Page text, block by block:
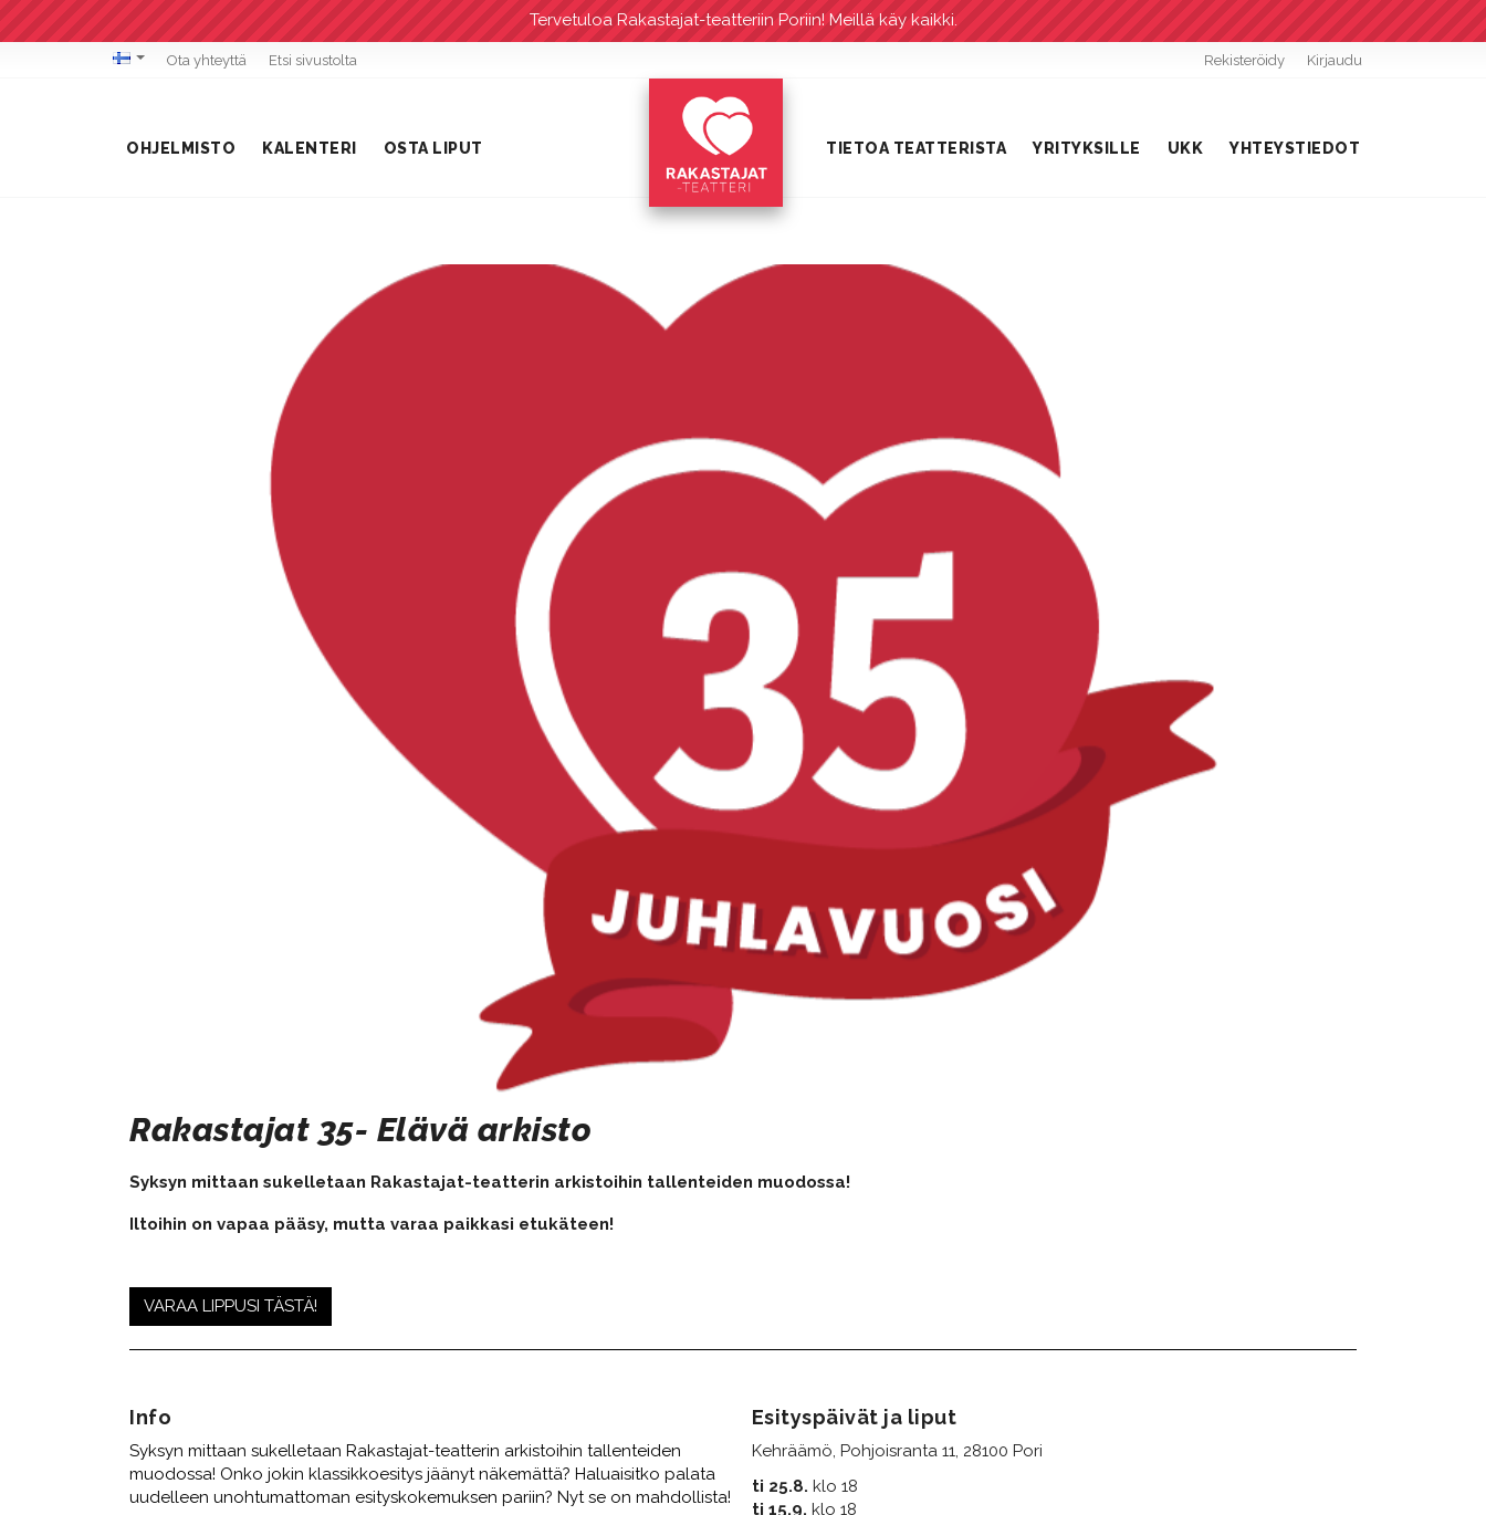
Tervetuloa Rakastajat-teatteriin Poriin! Meillä käy kaikki.
Ota yhteyttä Etsi sivustolta Rekisteröidy Kirjaudu
OHJELMISTO KALENTERI OSTA LIPUT YHTEYSTIEDOT
UKK
YRITYKSILLE
TIETOA TEATTERISTA
Rakastajat 35- Elävä arkisto
Syksyn mittaan sukelletaan Rakastajat-teatterin arkistoihin tallenteiden muodossa!
Iltoihin on vapaa pääsy, mutta varaa paikkasi etukäteen!
VARAA LIPPUSI TÄSTÄ!​​​​​​​
Info
Syksyn mittaan sukelletaan Rakastajat-teatterin arkistoihin tallenteiden
muodossa! Onko jokin klassikkoesitys jäänyt näkemättä? Haluaisitko palata
uudelleen unohtumattoman esityskokemuksen pariin? Nyt se on mahdollista!
Esityspäivät ja liput
Kehräämö, Pohjoisranta 11, 28100 Pori
ti 25.8. klo 18
ti 15.9. klo 18